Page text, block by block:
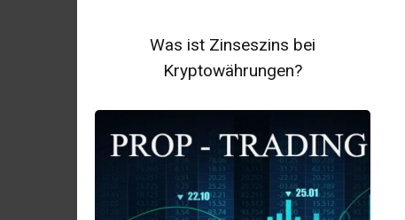
Was ist Zinseszins bei
Kryptowährungen?